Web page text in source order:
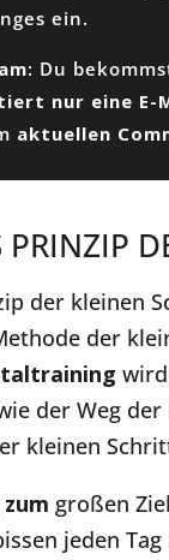
ein.
: Du
nur eine E-
aktuellen
der kleinen
der
der Weg
kleinen
großen
jeden